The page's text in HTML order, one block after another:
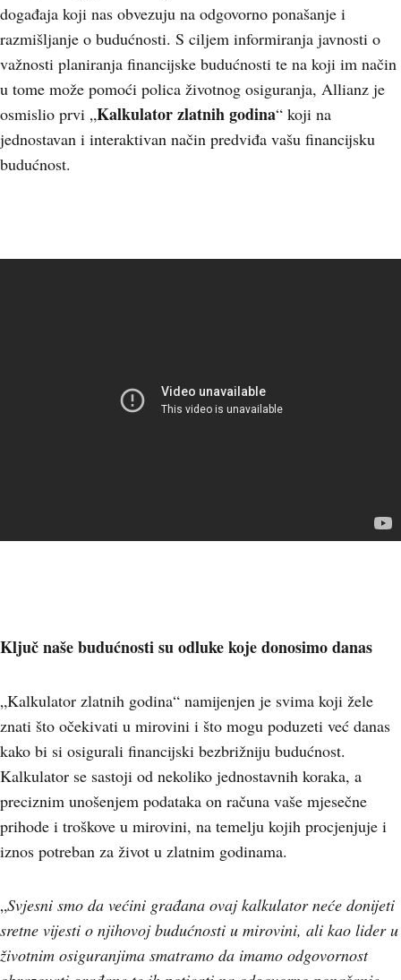
događaja koji nas obvezuju na odgovorno ponašanje i
razmišljanje o budućnosti. S ciljem informiranja javnosti o
važnosti planiranja financijske budućnosti te na koji im način
u tome može pomoći polica životnog osiguranja, Allianz je
osmislio prvi „Kalkulator zlatnih godina“ koji na
jednostavan i interaktivan način predviđa vašu financijsku
budućnost.
Ključ naše budućnosti su odluke koje donosimo danas
„Kalkulator zlatnih godina“ namijenjen je svima koji žele
znati što očekivati u mirovini i što mogu poduzeti već danas
kako bi si osigurali financijski bezbrižniju budućnost.
Kalkulator se sastoji od nekoliko jednostavnih koraka, a
preciznim unošenjem podataka on računa vaše mjesečne
prihode i troškove u mirovini, na temelju kojih procjenjuje i
iznos potreban za život u zlatnim godinama.
„Svjesni smo da većini građana ovaj kalkulator neće donijeti
sretne vijesti o njihovoj budućnosti u mirovini, ali kao lider u
životnim osiguranjima smatramo da imamo odgovornost